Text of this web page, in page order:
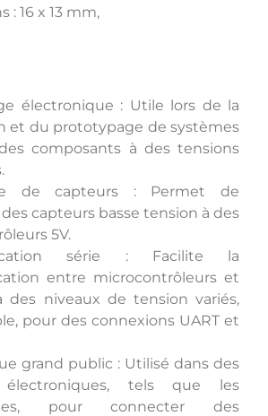
: 16 x 13 mm,
électronique : Utile lors de la
et du prototypage de systèmes
composants à des tensions
de capteurs : Permet de
capteurs basse tension à des
5V.
série : Facilite la
entre microcontrôleurs et
des niveaux de tension variés,
pour des connexions UART et
grand public : Utilisé dans des
électroniques, tels que les
pour connecter des